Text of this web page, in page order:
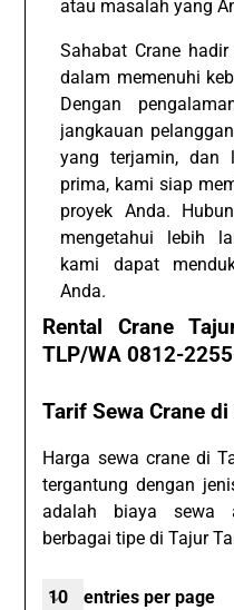
atau masalah yang
Sahabat Crane
dalam memenuhi
Dengan
jangkauan
yang terjamin, dan
prima, kami siap
proyek Anda.
mengetahui lebih
kami dapat
Anda.
Rental Crane
TLP/WA 0812-
Tarif Sewa Crane
Harga sewa crane di
tergantung dengan
adalah biaya sewa
berbagai tipe di Tajur
entries per page